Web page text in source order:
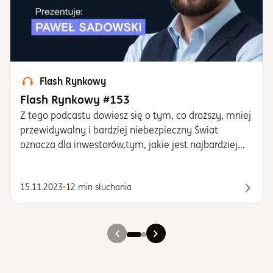
Flash Rynkowy
Flash Rynkowy #153
Z tego podcastu dowiesz się o tym, co droższy, mniej
przewidywalny i bardziej niebezpieczny Świat
oznacza dla inwestorów,tym, jakie jest najbardziej
czas, aby interesować się inwestycjami
alternatywnymi oraz jak mogą się zachować
15.11.2023•12 min słuchania
Slajd 1
Slajd 2